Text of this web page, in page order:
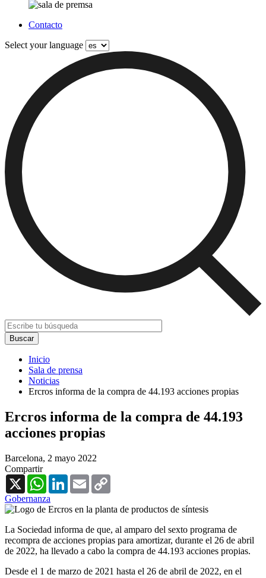
Contacto
Select your language
Inicio
Sala de prensa
Noticias
Ercros informa de la compra de 44.193 acciones propias
Ercros informa de la compra de 44.193
acciones propias
Barcelona, 2 mayo 2022
Compartir
X
WhatsAppLinkedInEmail
Gobernanza
La Sociedad informa de que, al amparo del sexto programa de
recompra de acciones propias para amortizar, durante el 26 de abril
de 2022, ha llevado a cabo la compra de 44.193 acciones propias.
Desde el 1 de marzo de 2021 hasta el 26 de abril de 2022, en el